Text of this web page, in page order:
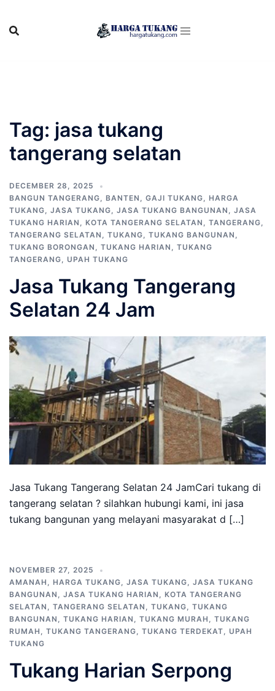
content
Tag: jasa tukang
tangerang selatan
DECEMBER 28, 2025
BANGUN TANGERANG, BANTEN , GAJI TUKANG, HARGA
TUKANG, JASA TUKANG, JASA TUKANG BANGUNAN , JASA
TUKANG HARIAN , KOTA TANGERANG SELATAN , TANGERANG,
TANGERANG SELATAN , TUKANG, TUKANG BANGUNAN ,
TUKANG BORONGAN , TUKANG HARIAN , TUKANG
TANGERANG, UPAH TUKANG
Jasa Tukang Tangerang
Selatan 24 Jam
Jasa Tukang Tangerang Selatan 24 JamCari tukang di
tangerang selatan ? silahkan hubungi kami, ini jasa
tukang bangunan yang melayani masyarakat d […]
NOVEMBER 27, 2025
AMANAH , HARGA TUKANG, JASA TUKANG, JASA TUKANG
BANGUNAN , JASA TUKANG HARIAN , KOTA TANGERANG
SELATAN , TANGERANG SELATAN , TUKANG, TUKANG
BANGUNAN , TUKANG HARIAN , TUKANG MURAH , TUKANG
RUMAH , TUKANG TANGERANG, TUKANG TERDEKAT, UPAH
TUKANG
Tukang Harian Serpong